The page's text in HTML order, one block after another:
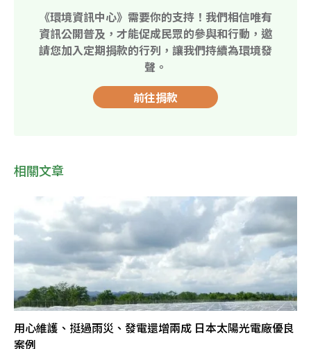
《環境資訊中心》需要你的支持！我們相信唯有
資訊公開普及，才能促成民眾的參與和行動，邀
請您加入定期捐款的行列，讓我們持續為環境發
聲。
前往捐款
相關文章
用心維護、挺過雨災、發電還增兩成 日本太陽光電廠優良
案例